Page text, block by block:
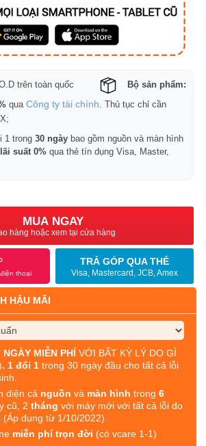
trên toàn quốc
Bộ sản phẩm:
quaCông ty tài chính . Thủ tục chỉ cần
1 trong30 ngày bao gồm nguồn và màn hình
lãi suất 0% qua thẻ tín dụng Visa, Master,
MUA NGAY
hàng hoặc xem tại cửa hàng
thoại
TRẢ GÓP QUA THẺ
Visa, Mastercard, JCB, Amex
HẬU MÃI
NGÀY MIỄN PHÍ VỚI BẤT KỲ LÝ DO GÌ
. 1 đổi 1 trong 30 ngày đầu cho tất cả lỗi
diện cả nguồn và màn hình trong6
cũ, 2 tháng với máy mới với tất cả lỗi do
dụng từ 1/10/2022).
miễn phí trọn đời (có vcare 1-1)